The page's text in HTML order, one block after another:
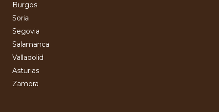
Burgos
Soria
Segovia
Salamanca
Valladolid
Asturias
Zamora